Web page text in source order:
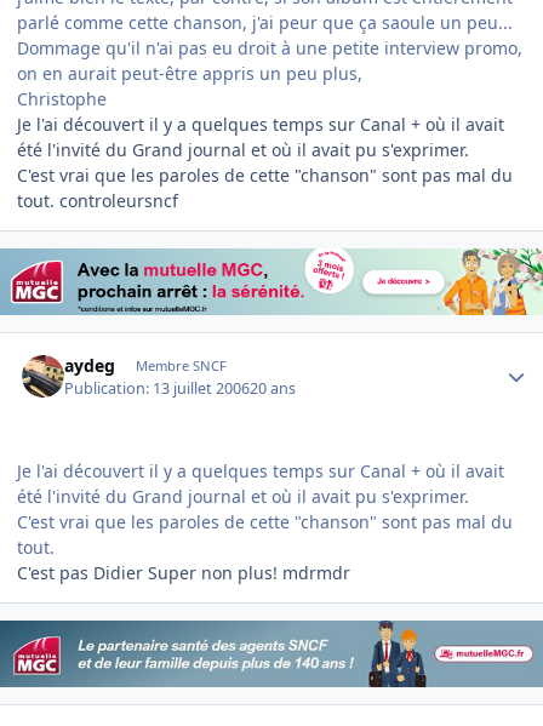
parlé comme cette chanson, j'ai peur que ça saoule un peu...
Dommage qu'il n'ai pas eu droit à une petite interview promo,
on en aurait peut-être appris un peu plus,
Christophe
Je l'ai découvert il y a quelques temps sur Canal + où il avait
été l'invité du Grand journal et où il avait pu s'exprimer.
C'est vrai que les paroles de cette "chanson" sont pas mal du
tout. controleursncf
aydeg Membre SNCF
Publication: 13 juillet 200620 ans
Je l'ai découvert il y a quelques temps sur Canal + où il avait
été l'invité du Grand journal et où il avait pu s'exprimer.
C'est vrai que les paroles de cette "chanson" sont pas mal du
tout.
C'est pas Didier Super non plus! mdrmdr